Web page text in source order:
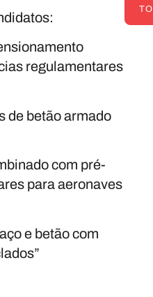
regulamentares
de betão armado
com pré-
para aeronaves
e betão com